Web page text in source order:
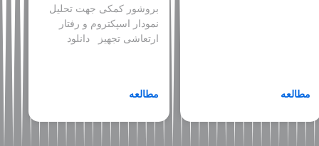
مطالعه
بروشور کمکی جهت تحلیل
نمودار اسپکتروم و رفتار
ارتعاشی تجهیز دانلود
مطالعه